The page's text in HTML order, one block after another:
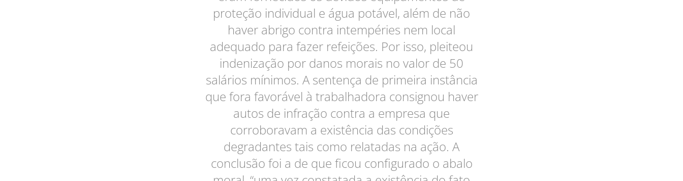
proteção individual e água potável, além de não
haver abrigo contra intempéries nem local
adequado para fazer refeições. Por isso, pleiteou
indenização por danos morais no valor de 50
salários mínimos. A sentença de primeira instância
que fora favorável à trabalhadora consignou haver
autos de infração contra a empresa que
corroboravam a existência das condições
degradantes tais como relatadas na ação. A
conclusão foi a de que ficou configurado o abalo